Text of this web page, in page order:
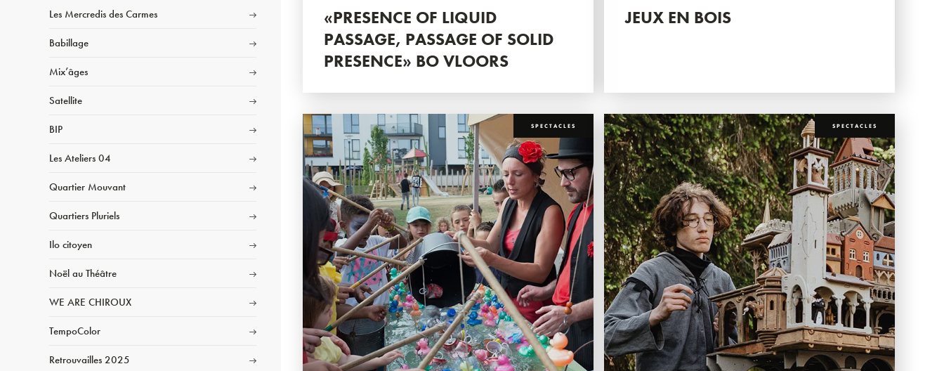
Les Mercredis des Carmes
Babillage
Mix’âges
Satellite
BIP
Les Ateliers 04
Quartier Mouvant
Quartiers Pluriels
Ilo citoyen
Noël au Théâtre
WE ARE CHIROUX
TempoColor
Retrouvailles 2025
«PRESENCE OF LIQUID
PASSAGE, PASSAGE OF SOLID
PRESENCE» BO VLOORS
JEUX EN BOIS
SPECTACLES SPECTACLES